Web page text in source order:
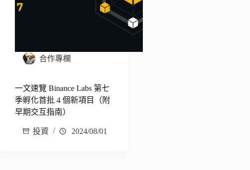
合作專欄
一文速覽 Binance Labs 第七
季孵化首批 4 個新項目（附
早期交互指南）
投資 2024/08/01